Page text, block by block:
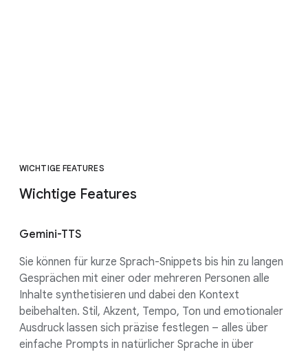
WICHTIGE FEATURES
Wichtige Features
Gemini-TTS
Sie können für kurze Sprach-Snippets bis hin zu langen
Gesprächen mit einer oder mehreren Personen alle
Inhalte synthetisieren und dabei den Kontext
beibehalten. Stil, Akzent, Tempo, Ton und emotionaler
Ausdruck lassen sich präzise festlegen – alles über
einfache Prompts in natürlicher Sprache in über